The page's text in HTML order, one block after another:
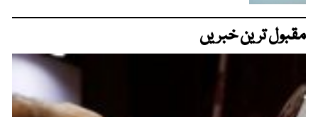
مقبول ترین خبریں